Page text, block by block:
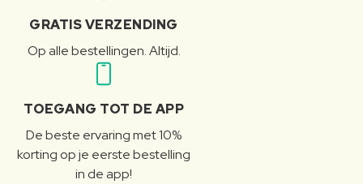
GRATIS VERZENDING
Op alle bestellingen. Altijd.
TOEGANG TOT DE APP
De beste ervaring met 10%
korting op je eerste bestelling
in de app!